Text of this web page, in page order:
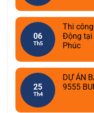
06
Th5
Thi
Động tại
Phúc
25
Th4
DỰ ÁN
9555